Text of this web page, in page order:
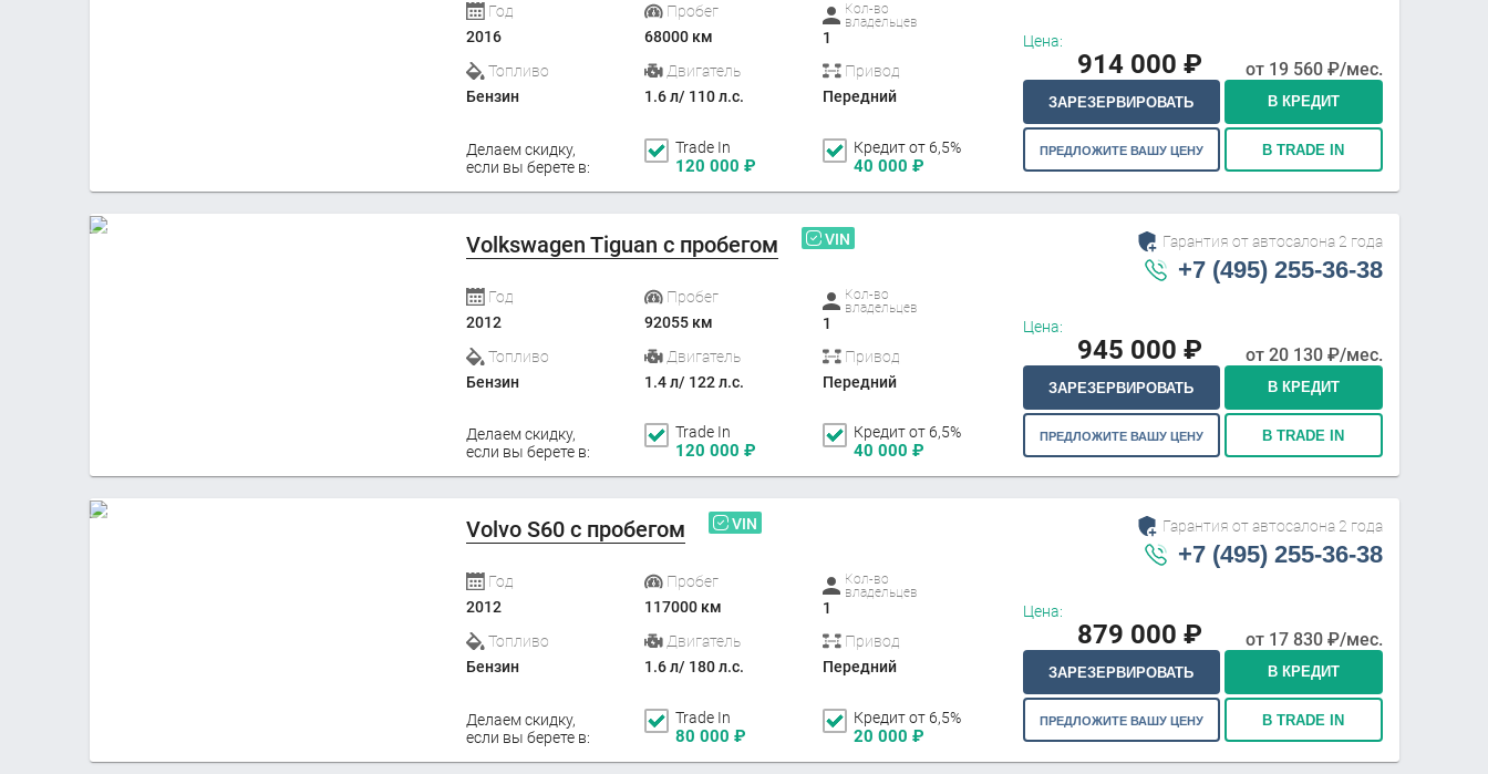
Год
2016
Пробег
68000 км
Кол-во
владельцев
1
Топливо
Бензин
Двигатель
1.6 л/ 110 л.с.
Привод
Передний
Делаем скидку,
если вы берете в:
Trade In
120 000 ₽
Кредит от 6,5%
40 000 ₽
Цена:
914 000 ₽ от 19 560₽/мес.
ЗАРЕЗЕРВИРОВАТЬ В КРЕДИТ
ПРЕДЛОЖИТЕ ВАШУ ЦЕНУ В TRADE IN
Volkswagen Tiguan с пробегом VIN
Год
2012
Пробег
92055 км
Кол-во
владельцев
1
Топливо
Бензин
Двигатель
1.4 л/ 122 л.с.
Привод
Передний
Делаем скидку,
если вы берете в:
Trade In
120 000 ₽
Кредит от 6,5%
40 000 ₽
Гарантия от автосалона 2 года
+7 (495) 255-36-38
Цена:
945 000 ₽ от 20 130₽/мес.
ЗАРЕЗЕРВИРОВАТЬ В КРЕДИТ
ПРЕДЛОЖИТЕ ВАШУ ЦЕНУ В TRADE IN
Volvo S60 с пробегом VIN
Год
2012
Пробег
117000 км
Кол-во
владельцев
1
Топливо
Бензин
Двигатель
1.6 л/ 180 л.с.
Привод
Передний
Делаем скидку,
если вы берете в:
Trade In
80 000 ₽
Кредит от 6,5%
20 000 ₽
Гарантия от автосалона 2 года
+7 (495) 255-36-38
Цена:
879 000 ₽ от 17 830₽/мес.
ЗАРЕЗЕРВИРОВАТЬ В КРЕДИТ
ПРЕДЛОЖИТЕ ВАШУ ЦЕНУ В TRADE IN